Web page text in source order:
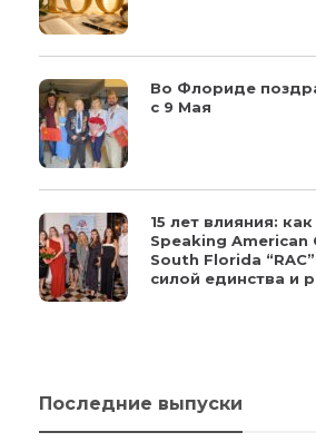
Во Флориде
с 9 Мая
15 лет влияния:
Speaking American
South Florida
силой единства и
Последние выпуски